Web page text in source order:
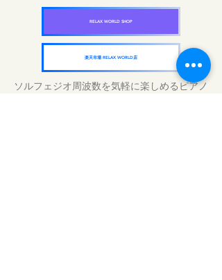
RELAX WORLD SHOP
楽天市場 RELAX WORLD店
ソルフェジオ周波数を気軽に楽しめるピアノ